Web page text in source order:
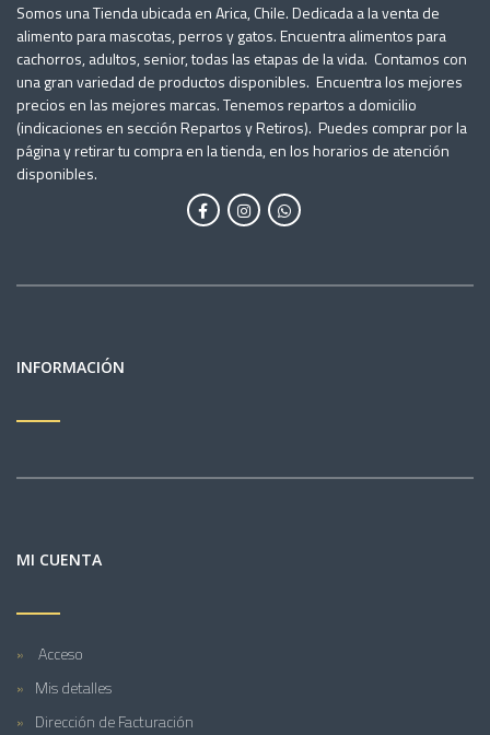
Somos una Tienda ubicada en Arica, Chile. Dedicada a la venta de
alimento para mascotas, perros y gatos. Encuentra alimentos para
cachorros, adultos, senior, todas las etapas de la vida. Contamos con
una gran variedad de productos disponibles. Encuentra los mejores
precios en las mejores marcas. Tenemos repartos a domicilio
(indicaciones en sección Repartos y Retiros). Puedes comprar por la
página y retirar tu compra en la tienda, en los horarios de atención
disponibles.
INFORMACIÓN
MI CUENTA
Acceso
Mis detalles
Dirección de Facturación